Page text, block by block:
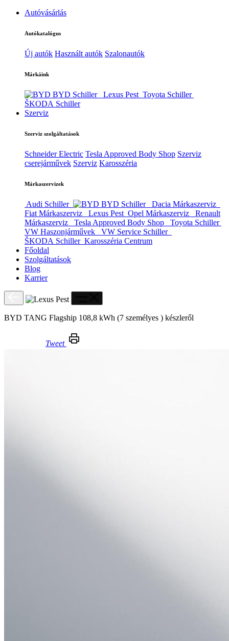
Autóvásárlás
Autókatalógus
Új autók Használt autók Szalonautók
Márkáink
BYD Schiller Lexus Pest Toyota Schiller
ŠKODA Schiller
Szerviz
Szerviz szolgáltatások
Schneider Electric Tesla Approved Body Shop Szerviz
cserejárművek Szerviz Karosszéria
Márkaszervizek
Audi Schiller BYD Schiller
Dacia Márkaszerviz
Fiat Márkaszerviz
Lexus Pest Opel Márkaszerviz
Renault
Márkaszerviz
Tesla Approved Body Shop
Toyota Schiller
VW Haszonjárművek
VW Service Schiller
ŠKODA Schiller Karosszéria Centrum
Főoldal
Szolgáltatások
Blog
Karrier
BYD TANG Flagship 108,8 kWh (7 személyes ) készleről
Tweet